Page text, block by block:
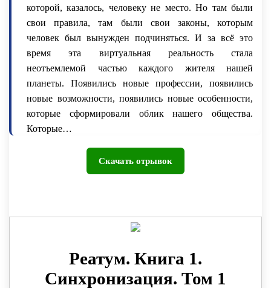
которой, казалось, человеку не место. Но там были
свои правила, там были свои законы, которым
человек был вынужден подчиняться. И за всё это
время эта виртуальная реальность стала
неотъемлемой частью каждого жителя нашей
планеты. Появились новые профессии, появились
новые возможности, появились новые особенности,
которые сформировали облик нашего общества.
Которые…
– Ник! – прикрикнул на меня учитель. – Тебе что,
раз за учебный год, мы всё это слышали, думаю, тут
– Ну тогда расскажи мне, что это такое, – легко
улыбнулся он, глядя на меня так, словно ожидал чего-
Скачать отрывок